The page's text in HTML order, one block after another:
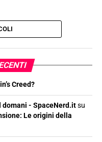
Creed?
domani - SpaceNerd.itsu
Le origini della